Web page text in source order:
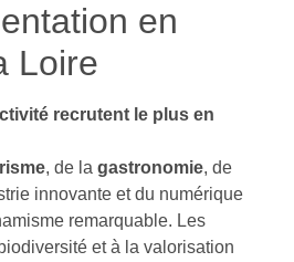
en
Loire
recrutent le plus en
, de la gastronomie, de
innovante et du numérique
remarquable. Les
et à la valorisation